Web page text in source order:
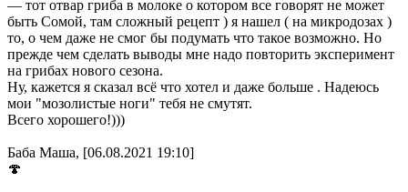
— тот отвар гриба в молоке о котором все говорят не может
быть Сомой, там сложный рецепт ) я нашел ( на микродозах )
то, о чем даже не смог бы подумать что такое возможно. Но
прежде чем сделать выводы мне надо повторить эксперимент
на грибах нового сезона.
Ну, кажется я сказал всё что хотел и даже больше . Надеюсь
мои "мозолистые ноги" тебя не смутят.
Всего хорошего!)))
Баба Маша, [06.08.2021 19:10]
🍄